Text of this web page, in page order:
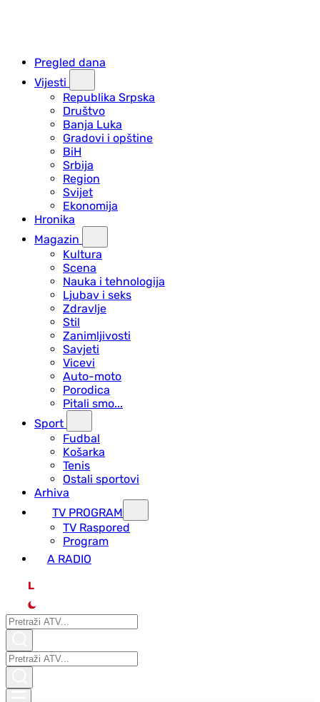
Pregled dana
Vijesti
Republika Srpska
Društvo
Banja Luka
Gradovi i opštine
BiH
Srbija
Region
Svijet
Ekonomija
Hronika
Magazin
Kultura
Scena
Nauka i tehnologija
Ljubav i seks
Zdravlje
Stil
Zanimljivosti
Savjeti
Vicevi
Auto-moto
Porodica
Pitali smo...
Sport
Fudbal
Košarka
Tenis
Ostali sportovi
Arhiva
TV PROGRAM
ТV Raspored
Program
A RADIO
L